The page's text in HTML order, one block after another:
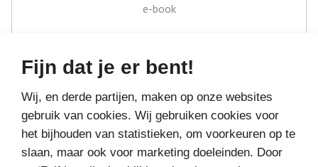
Fijn dat je er bent!
Wij, en derde partijen, maken op onze websites
gebruik van cookies. Wij gebruiken cookies voor
het bijhouden van statistieken, om voorkeuren op te
slaan, maar ook voor marketing doeleinden. Door
e-book